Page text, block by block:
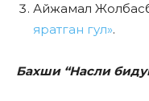
Айжамал
яратган гул».
Бахши “Насли